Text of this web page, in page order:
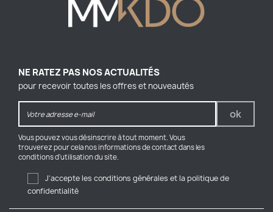
NE RATEZ PAS NOS ACTUALITÉS
pour recevoir toutes les offres et nouveautés
Vous pouvez vous désinscrire à tout moment. Vous
trouverez pour cela nos informations de contact dans les
conditions d'utilisation du site.
J'accepte les conditions générales et la politique de
confidentialité